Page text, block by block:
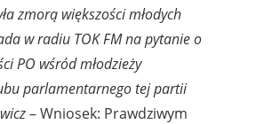
zmorą większości młodych
w radiu TOK FM na pytanie o
PO wśród młodzieży
parlamentarnego tej partii
– Wniosek: Prawdziwym